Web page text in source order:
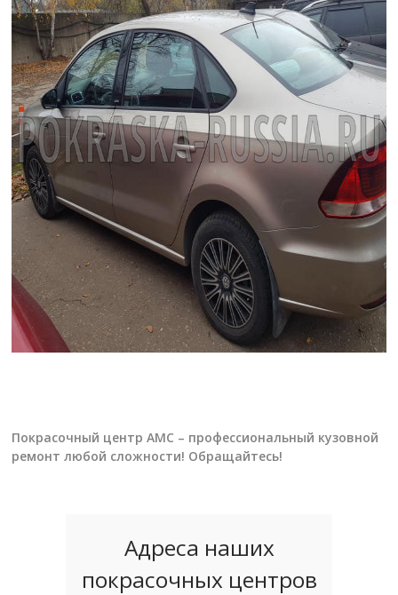
Покрасочный центр АМС – профессиональный кузовной
ремонт любой сложности! Обращайтесь!
Адреса наших
покрасочных центров